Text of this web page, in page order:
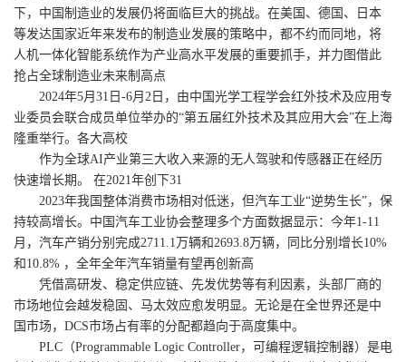
下，中国制造业的发展仍将面临巨大的挑战。在美国、德国、日本
等发达国家近年来发布的制造业发展的策略中，都不约而同地，将
人机一体化智能系统作为产业高水平发展的重要抓手，并力图借此
抢占全球制造业未来制高点
2024年5月31日-6月2日，由中国光学工程学会红外技术及应用专
业委员会联合成员单位举办的“第五届红外技术及其应用大会”在上海
隆重举行。各大高校
作为全球AI产业第三大收入来源的无人驾驶和传感器正在经历
快速增长期。 在2021年创下31
2023年我国整体消费市场相对低迷，但汽车工业“逆势生长”，保
持较高增长。中国汽车工业协会整理多个方面数据显示：今年1-11
月，汽车产销分别完成2711.1万辆和2693.8万辆，同比分别增长10%
和10.8% ，全年全年汽车销量有望再创新高
凭借高研发、稳定供应链、先发优势等有利因素，头部厂商的
市场地位会越发稳固、马太效应愈发明显。无论是在全世界还是中
国市场，DCS市场占有率的分配都趋向于高度集中。
PLC（Programmable Logic Controller，可编程逻辑控制器）是电